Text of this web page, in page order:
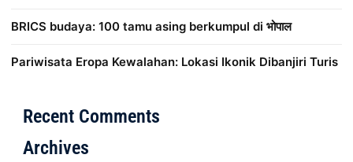
BRICS budaya: 100 tamu asing berkumpul di भोपाल
Pariwisata Eropa Kewalahan: Lokasi Ikonik Dibanjiri Turis
Recent Comments
Archives